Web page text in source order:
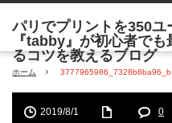
ホーム 3777965986_7328b8ba96_b
2019/8/1 0